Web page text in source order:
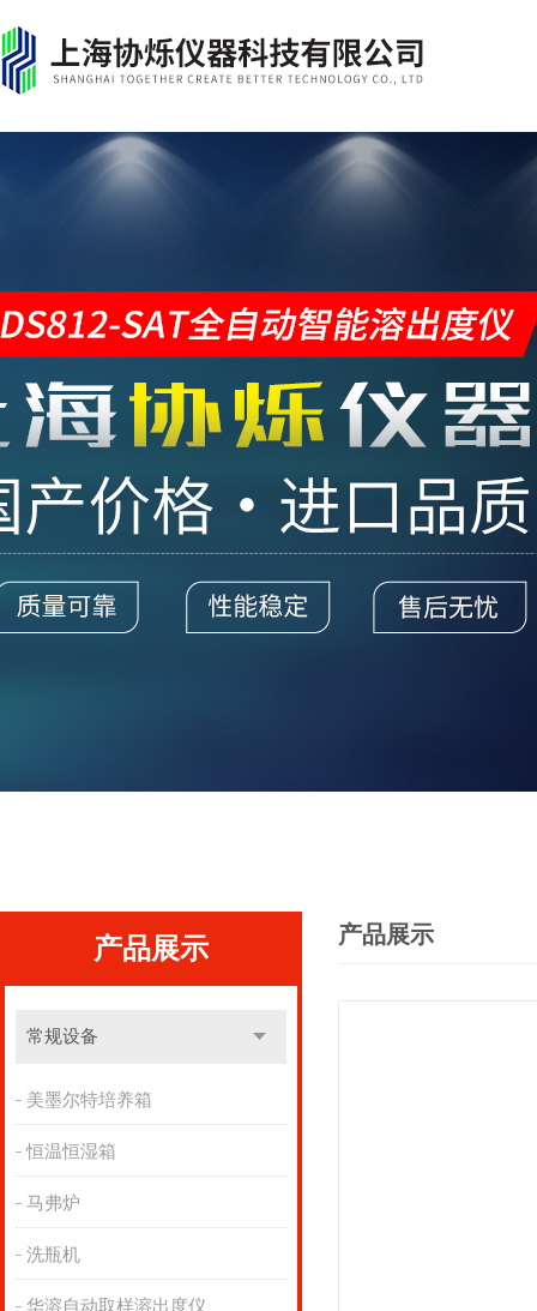
产品展示
常规设备
美墨尔特培养箱
恒温恒湿箱
马弗炉
洗瓶机
华溶自动取样溶出度仪
产品展示